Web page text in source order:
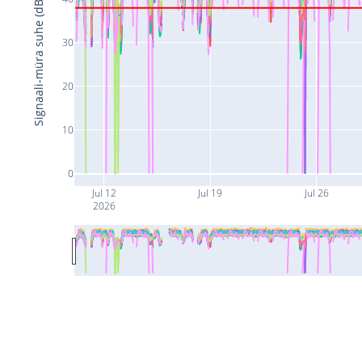
Jul 12
2026
Jul 19 Jul 26
0
10
20
30
Signaali-müra suhe (dB)